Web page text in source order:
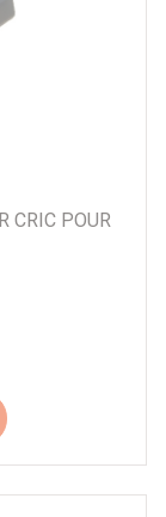
CRIC POUR